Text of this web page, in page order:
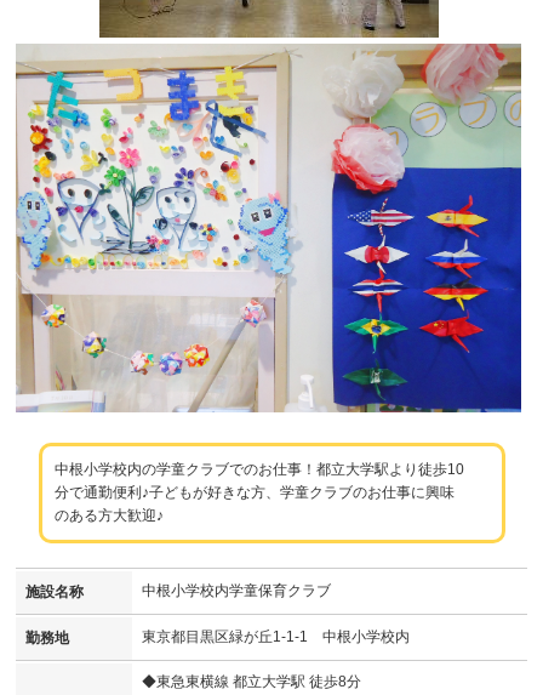
中根小学校内の学童クラブでのお仕事！都立大学駅より徒歩10
分で通勤便利♪子どもが好きな方、学童クラブのお仕事に興味
のある方大歓迎♪
施設名称 中根小学校内学童保育クラブ
勤務地 東京都目黒区緑が丘1-1-1 中根小学校内
◆東急東横線 都立大学駅 徒歩8分